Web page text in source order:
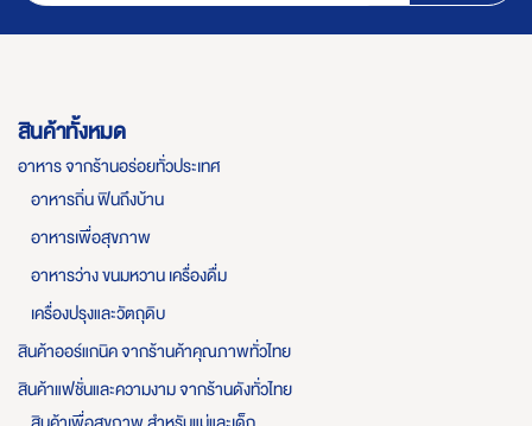
สินค้าทั้งหมด
อาหาร จากร้านอร่อยทั่วประเทศ
อาหารถิ่น ฟินถึงบ้าน
อาหารเพื่อสุขภาพ
อาหารว่าง ขนมหวาน เครื่องดื่ม
เครื่องปรุงและวัตถุดิบ
สินค้าออร์แกนิค จากร้านค้าคุณภาพทั่วไทย
สินค้าแฟชั่นและความงาม จากร้านดังทั่วไทย